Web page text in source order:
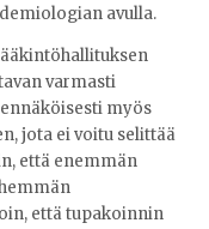
avulla.
varmasti
myös
jota ei voitu selittää
että enemmän
että tupakoinnin